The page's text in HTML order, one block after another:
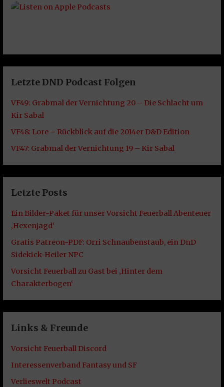
Letzte DND Podcast Folgen
VF49: Grabmal der Vernichtung 20 – Die Schlacht um
Kir Sabal
VF48: Lore – Rückblick auf die 2014er D&D Edition
VF47: Grabmal der Vernichtung 19 – Kir Sabal
Letzte Posts
Ein Bilder-Paket für unser Vorsicht Feuerball Abenteuer
‚Hexenjagd‘
Gratis Patreon-PDF: Orri Schnaubenstaub, ein DnD
Sidekick-Heiler NPC
Vorsicht Feuerball zu Gast bei ‚Hinter dem
Charakterbogen‘
Links & Freunde
Vorsicht Feuerball Discord
Interessenverband Fantasy und SF
Verlieswelt Podcast